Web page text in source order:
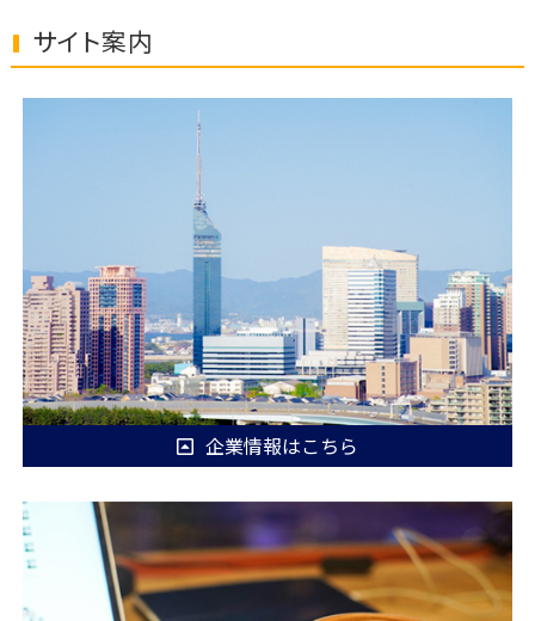
サイト案内
企業情報はこちら